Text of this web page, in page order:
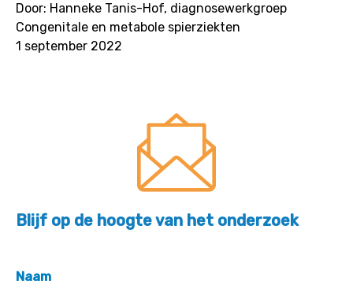
Door: Hanneke Tanis-Hof, diagnosewerkgroep
Congenitale en metabole spierziekten
1 september 2022
Blijf op de hoogte van het onderzoek
Naam